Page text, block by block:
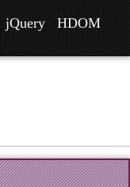
jQuery
HDOM